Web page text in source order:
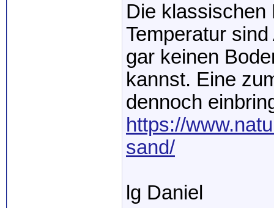
Die klassischen
Temperatur
gar keinen
kannst. Eine
dennoch
https://
sand/
lg Daniel